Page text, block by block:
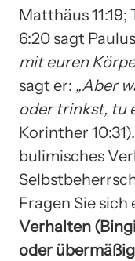
Matthäus 11:19;
6:20 sagt
mit euren
sagt er: „Aber
oder trinkst, tu
Korinther
bulimisches
Fragen Sie sich
Verhalten
oder